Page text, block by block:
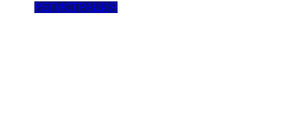
РЕГИСТРАЦИЯ